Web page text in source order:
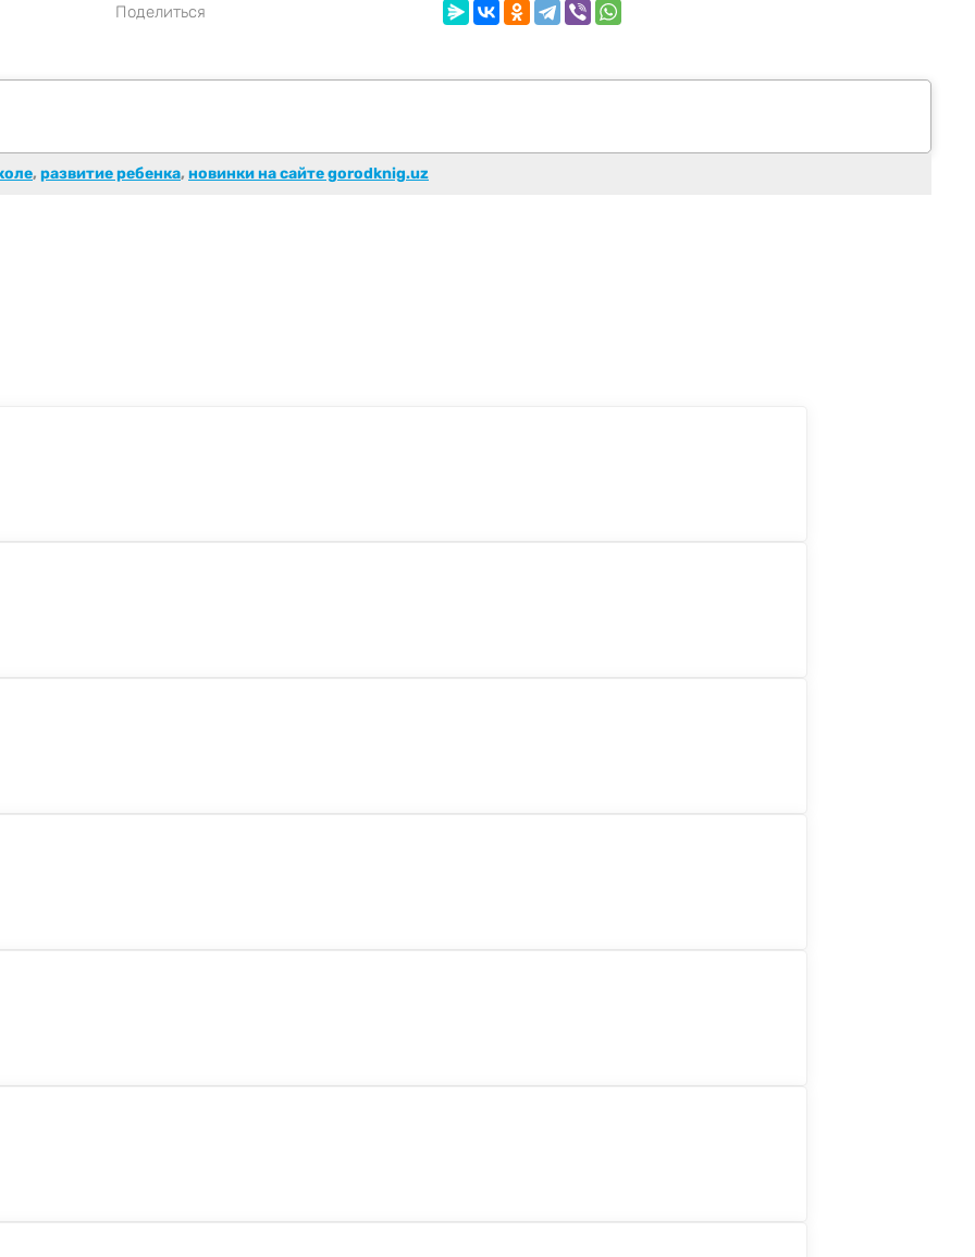
Поделиться
, развитие ребенка, новинки на сайте gorodknig.uz